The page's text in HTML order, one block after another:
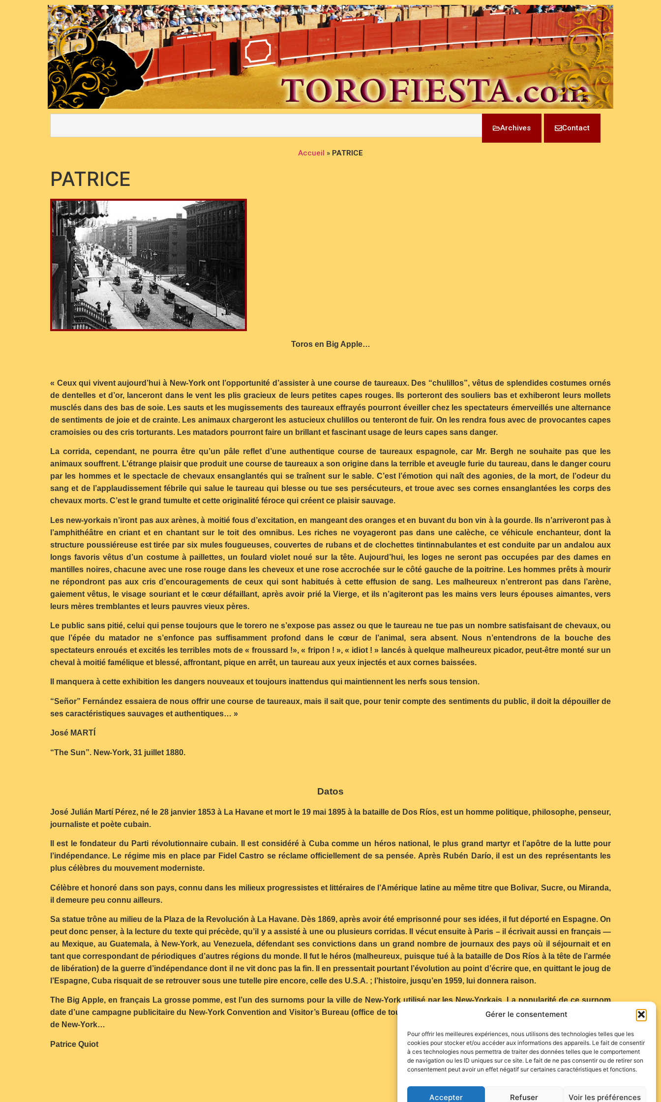
Gérer le consentement
Pour offrir les meilleures expériences, nous utilisons des technologies telles que les
cookies pour stocker et/ou accéder aux informations des appareils. Le fait de consentir
à ces technologies nous permettra de traiter des données telles que le comportement
de navigation ou les ID uniques sur ce site. Le fait de ne pas consentir ou de retirer son
consentement peut avoir un effet négatif sur certaines caractéristiques et fonctions.
Accepter Refuser Voir les préférences
Archives Contact
Accueil » PATRICE
PATRICE
Toros en Big Apple…
« Ceux qui vivent aujourd’hui à New-York ont l’opportunité d’assister à une course de taureaux. Des “chulillos”, vêtus de splendides costumes ornés
de dentelles et d’or, lanceront dans le vent les plis gracieux de leurs petites capes rouges. Ils porteront des souliers bas et exhiberont leurs mollets
musclés dans des bas de soie. Les sauts et les mugissements des taureaux effrayés pourront éveiller chez les spectateurs émerveillés une alternance
de sentiments de joie et de crainte. Les animaux chargeront les astucieux chulillos ou tenteront de fuir. On les rendra fous avec de provocantes capes
cramoisies ou des cris torturants. Les matadors pourront faire un brillant et fascinant usage de leurs capes sans danger.
La corrida, cependant, ne pourra être qu’un pâle reflet d’une authentique course de taureaux espagnole, car Mr. Bergh ne souhaite pas que les
animaux souffrent. L’étrange plaisir que produit une course de taureaux a son origine dans la terrible et aveugle furie du taureau, dans le danger couru
par les hommes et le spectacle de chevaux ensanglantés qui se traînent sur le sable. C’est l’émotion qui naît des agonies, de la mort, de l’odeur du
sang et de l’applaudissement fébrile qui salue le taureau qui blesse ou tue ses persécuteurs, et troue avec ses cornes ensanglantées les corps des
chevaux morts. C’est le grand tumulte et cette originalité féroce qui créent ce plaisir sauvage.
Les new-yorkais n’iront pas aux arènes, à moitié fous d’excitation, en mangeant des oranges et en buvant du bon vin à la gourde. Ils n’arriveront pas à
l’amphithéâtre en criant et en chantant sur le toit des omnibus. Les riches ne voyageront pas dans une calèche, ce véhicule enchanteur, dont la
structure poussiéreuse est tirée par six mules fougueuses, couvertes de rubans et de clochettes tintinnabulantes et est conduite par un andalou aux
longs favoris vêtus d’un costume à paillettes, un foulard violet noué sur la tête. Aujourd’hui, les loges ne seront pas occupées par des dames en
mantilles noires, chacune avec une rose rouge dans les cheveux et une rose accrochée sur le côté gauche de la poitrine. Les hommes prêts à mourir
ne répondront pas aux cris d’encouragements de ceux qui sont habitués à cette effusion de sang. Les malheureux n’entreront pas dans l’arène,
gaiement vêtus, le visage souriant et le cœur défaillant, après avoir prié la Vierge, et ils n’agiteront pas les mains vers leurs épouses aimantes, vers
leurs mères tremblantes et leurs pauvres vieux pères.
Le public sans pitié, celui qui pense toujours que le torero ne s’expose pas assez ou que le taureau ne tue pas un nombre satisfaisant de chevaux, ou
que l’épée du matador ne s’enfonce pas suffisamment profond dans le cœur de l’animal, sera absent. Nous n’entendrons de la bouche des
spectateurs enroués et excités les terribles mots de « froussard !», « fripon ! », « idiot ! » lancés à quelque malheureux picador, peut-être monté sur un
cheval à moitié famélique et blessé, affrontant, pique en arrêt, un taureau aux yeux injectés et aux cornes baissées.
Il manquera à cette exhibition les dangers nouveaux et toujours inattendus qui maintiennent les nerfs sous tension.
“Señor” Fernández essaiera de nous offrir une course de taureaux, mais il sait que, pour tenir compte des sentiments du public, il doit la dépouiller de
ses caractéristiques sauvages et authentiques… »
José MARTÍ
“The Sun”. New-York, 31 juillet 1880.
Datos
José Julián Martí Pérez, né le 28 janvier 1853 à La Havane et mort le 19 mai 1895 à la bataille de Dos Ríos, est un homme politique, philosophe, penseur,
journaliste et poète cubain.
Il est le fondateur du Parti révolutionnaire cubain. Il est considéré à Cuba comme un héros national, le plus grand martyr et l’apôtre de la lutte pour
l’indépendance. Le régime mis en place par Fidel Castro se réclame officiellement de sa pensée. Après Rubén Darío, il est un des représentants les
plus célèbres du mouvement moderniste.
Célèbre et honoré dans son pays, connu dans les milieux progressistes et littéraires de l’Amérique latine au même titre que Bolivar, Sucre, ou Miranda,
il demeure peu connu ailleurs.
Sa statue trône au milieu de la Plaza de la Revolución à La Havane. Dès 1869, après avoir été emprisonné pour ses idées, il fut déporté en Espagne. On
peut donc penser, à la lecture du texte qui précède, qu’il y a assisté à une ou plusieurs corridas. Il vécut ensuite à Paris – il écrivait aussi en français —
au Mexique, au Guatemala, à New-York, au Venezuela, défendant ses convictions dans un grand nombre de journaux des pays où il séjournait et en
tant que correspondant de périodiques d’autres régions du monde. Il fut le héros (malheureux, puisque tué à la bataille de Dos Ríos à la tête de l’armée
de libération) de la guerre d’indépendance dont il ne vit donc pas la fin. Il en pressentait pourtant l’évolution au point d’écrire que, en quittant le joug de
l’Espagne, Cuba risquait de se retrouver sous une tutelle pire encore, celle des U.S.A. ; l’histoire, jusqu’en 1959, lui donnera raison.
The Big Apple, en français La grosse pomme, est l’un des surnoms pour la ville de New-York utilisé par les New-Yorkais. La popularité de ce surnom
date d’une campagne publicitaire du New-York Convention and Visitor’s Bureau (office de tourisme) des années 1970. La pomme est aussi le symbole
de New-York…
Patrice Quiot